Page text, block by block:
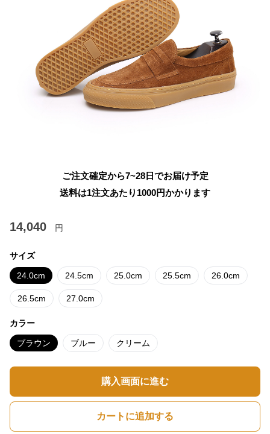
ご注文確定から7~28日でお届け予定
送料は1注文あたり 1000円かかります
14,040 円
サイズ
24.0cm 24.5cm 25.0cm 25.5cm 26.0cm
26.5cm 27.0cm
カラー
ブラウン ブルー クリーム
購入画面に進む
カートに追加する